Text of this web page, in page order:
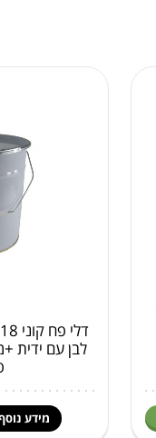
לבן עם ידית
מידע